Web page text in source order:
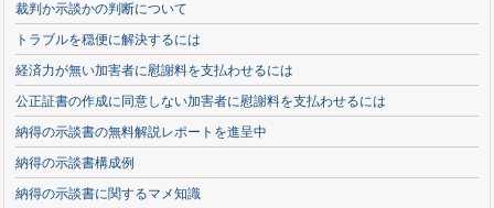
裁判か示談かの判断について
トラブルを穏便に解決するには
経済力が無い加害者に慰謝料を支払わせるには
公正証書の作成に同意しない加害者に慰謝料を支払わせるには
納得の示談書の無料解説レポートを進呈中
納得の示談書構成例
納得の示談書に関するマメ知識